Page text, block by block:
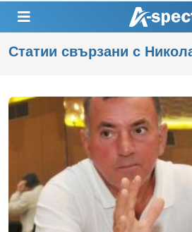
Статии свързани с